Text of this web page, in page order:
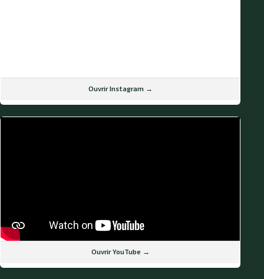
Ouvrir Instagram →
Ouvrir YouTube →